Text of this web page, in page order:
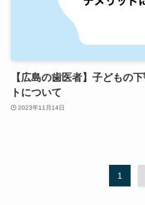
【広島の歯医者】子どもの
トについて
2023年11月14日
1